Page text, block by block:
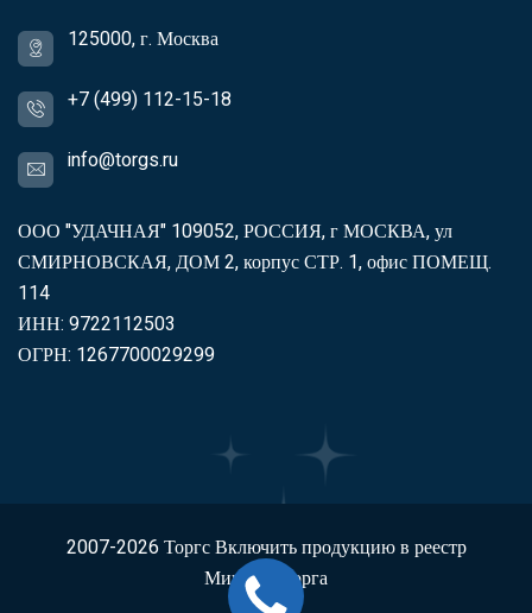
125000, г. Москва
+7 (499) 112-15-18
info@torgs.ru
ООО "УДАЧНАЯ" 109052, РОССИЯ, г МОСКВА, ул
СМИРНОВСКАЯ, ДОМ 2, корпус СТР. 1, офис ПОМЕЩ.
114
ИНН: 9722112503
ОГРН: 1267700029299
2007-2026ТоргсВключить продукцию в реестр
Минпромторга